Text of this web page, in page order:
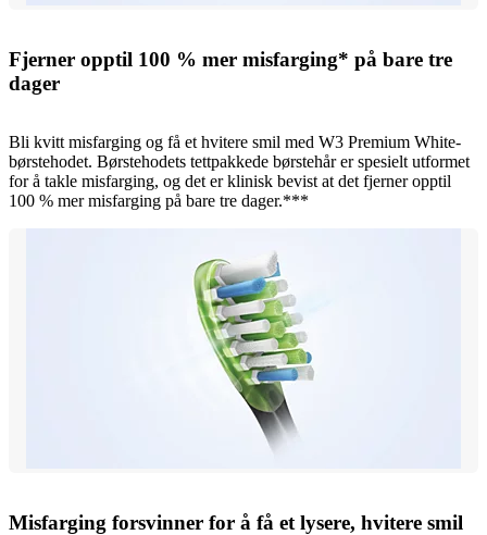
Fjerner opptil 100 % mer misfarging* på bare tre
dager
Bli kvitt misfarging og få et hvitere smil med W3 Premium White-
børstehodet. Børstehodets tettpakkede børstehår er spesielt utformet
for å takle misfarging, og det er klinisk bevist at det fjerner opptil
100 % mer misfarging på bare tre dager.***
Misfarging forsvinner for å få et lysere, hvitere smil